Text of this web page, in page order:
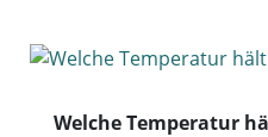
Welche Temperatur